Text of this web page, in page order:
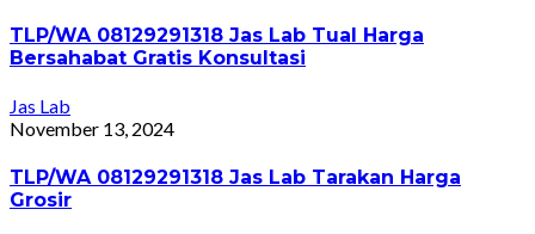
TLP/WA 08129291318 Jas Lab Tual Harga
Bersahabat Gratis Konsultasi
Jas Lab
November 13, 2024
TLP/WA 08129291318 Jas Lab Tarakan Harga
Grosir